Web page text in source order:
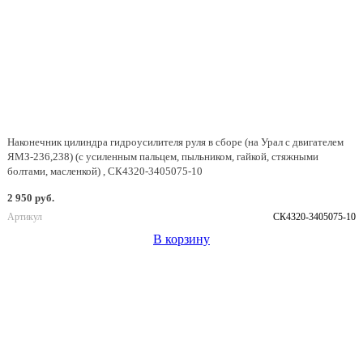
Наконечник цилиндра гидроусилителя руля в сборе (на Урал с двигателем
ЯМЗ-236,238) (с усиленным пальцем, пыльником, гайкой, стяжными
болтами, масленкой) , СК4320-3405075-10
2 950 руб.
Артикул СК4320-3405075-10
В корзину